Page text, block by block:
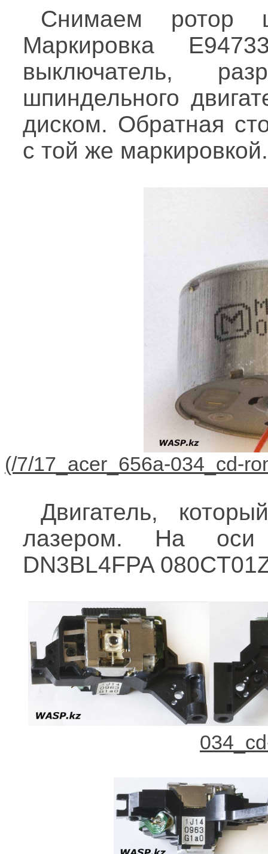
Снимаем ротор
Маркировка
выключатель,
шпиндельного
диском. Обратная
с той же
Двигатель,
лазером. На оси
DN3BL4FPA